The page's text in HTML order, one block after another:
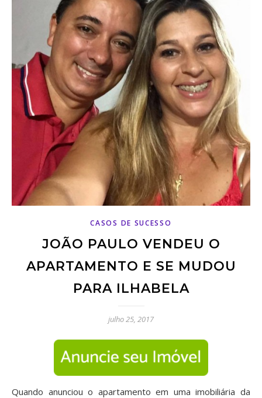
CASOS DE SUCESSO
JOÃO PAULO VENDEU O
APARTAMENTO E SE MUDOU
PARA ILHABELA
julho 25, 2017
Quando anunciou o apartamento em uma imobiliária da